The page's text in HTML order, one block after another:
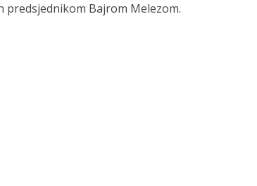
predsjednikom Bajrom Melezom.